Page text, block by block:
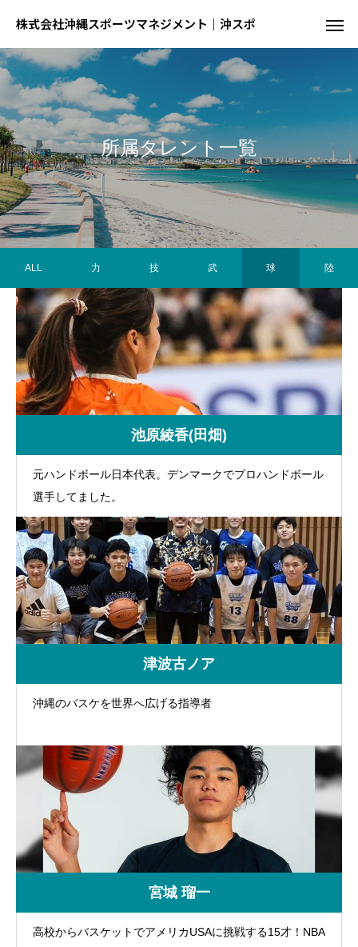
株式会社沖縄スポーツマネジメント｜沖スポ
陸
結果が出るとは限らない、でも才能が全て
ではない！
球
球を操る技を磨く、制約の中での駆
を楽しむ
所属タレント一覧
ALL 力 技 武 球 陸
池原綾香(田畑)
元ハンドボール日本代表。デンマークでプロハンドボール
選手してました。
津波古ノア
沖縄のバスケを世界へ広げる指導者
宮城 瑠一
高校からバスケットでアメリカUSAに挑戦する15才！NBA